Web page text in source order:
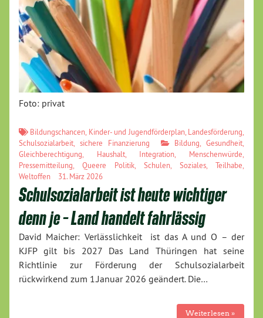
Foto: privat
Bildungschancen Kinder- und Jugendförderplan, Landesförderung
Schulsozialarbeit
sichere Finanzierung Bildung Gesundheit
Gleichberechtigung
Haushalt, Integration Menschenwürde
Pressemitteilung
Queere Politik Schulen Soziales Teilhabe
Weltoffen
31. März 2026
Schulsozialarbeit ist heute wichtiger
denn je – Land handelt fahrlässig
David Maicher: Verlässlichkeit ist das A und O – der
KJFP gilt bis 2027 Das Land Thüringen hat seine
Richtlinie zur Förderung der Schulsozialarbeit
rückwirkend zum 1.Januar 2026 geändert. Die…
Weiterlesen »